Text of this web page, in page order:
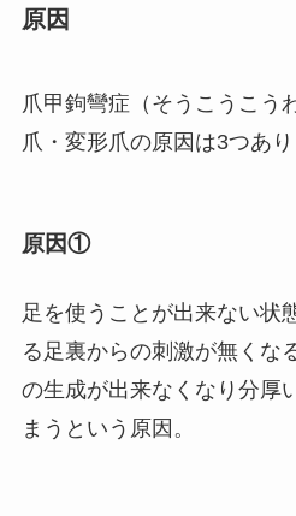
原因
爪甲鉤彎症（そうこうこう
爪・変形爪の原因は3つあり
原因①
足を使うことが出来ない状
る足裏からの刺激が無くな
の生成が出来なくなり分厚
まうという原因。